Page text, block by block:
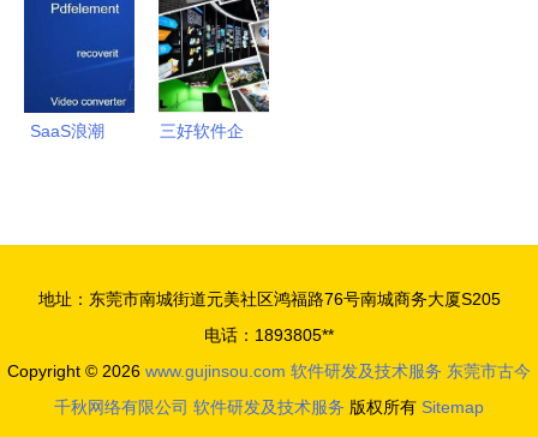
工程专业承
包资质申请
服务
件研发业务
SaaS浪潮
动持续进化
三好软件企
地址：东莞市南城街道元美社区鸿福路76号南城商务大厦S205
电话：1893805**
Copyright © 2026 www.gujinsou.com 软件研发及技术服务 东莞市古今
千秋网络有限公司 软件研发及技术服务 版权所有 Sitemap